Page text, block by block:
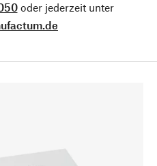
oder jederzeit unter